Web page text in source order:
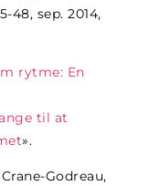
48, sep. 2014,
rytme: En
til at
».
Godreau,